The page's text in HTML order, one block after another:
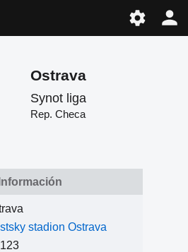
Ostrava
Synot liga
Rep. Checa
Información
stadion Ostrava